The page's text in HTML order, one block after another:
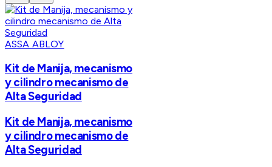
ASSA ABLOY
Kit de Manija, mecanismo
y cilindro mecanismo de
Alta Seguridad
Kit de Manija, mecanismo
y cilindro mecanismo de
Alta Seguridad